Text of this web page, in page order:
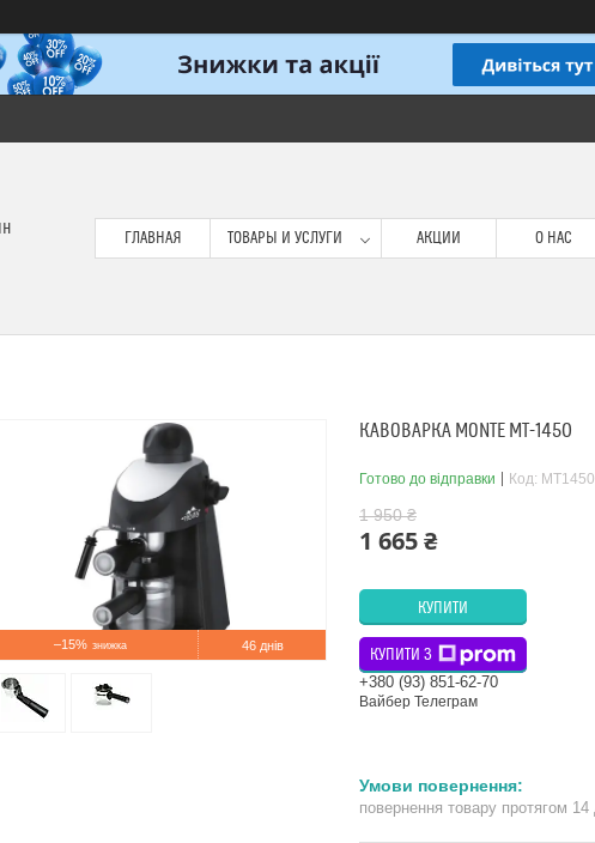
ГЛАВНАЯ ТОВАРЫ И УСЛУГИ АКЦИИ О НАС
–15% 46 днів
КАВОВАРКА MONTE MT-1450
Готово до відправки Код:
1 950 ₴
1 665 ₴
КУПИТИ
КУПИТИ З
+380 (93) 851-62-70
Вайбер Телеграм
повернення товару протягом 14